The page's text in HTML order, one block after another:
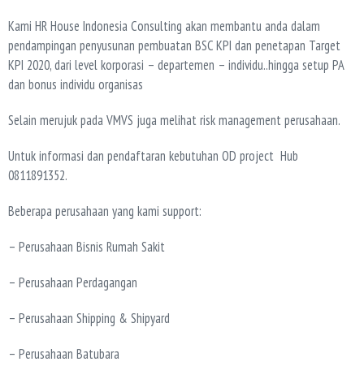
Kami HR House Indonesia Consulting akan membantu anda dalam
pendampingan penyusunan pembuatan BSC KPI dan penetapan Target
KPI 2020, dari level korporasi – departemen – individu..hingga setup PA
dan bonus individu organisas
Selain merujuk pada VMVS juga melihat risk management perusahaan.
Untuk informasi dan pendaftaran kebutuhan OD project Hub
0811891352.
Beberapa perusahaan yang kami support:
– Perusahaan Bisnis Rumah Sakit
– Perusahaan Perdagangan
– Perusahaan Shipping & Shipyard
– Perusahaan Batubara